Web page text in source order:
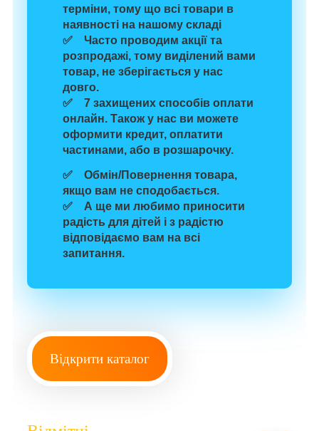
терміни, тому що всі товари в
наявності на нашому складі
✅ Часто проводим акції та
розпродажі, тому виділений вами
товар, не зберігається у нас
довго.
✅ 7 захищених способів оплати
онлайн. Також у нас ви можете
оформити кредит, оплатити
частинами, або в розшарочку.
✅ Обмін/Повернення товара,
якщо вам не сподобається.
✅ А ще ми любимо приносити
радість для дітей і з радістю
відповідаємо вам на всі
запитання.
Відкрити каталог